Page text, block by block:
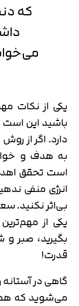
که
یکی از نکات
باشید این
دارد. اگر از
به هدف و
است تحقق
انرژی منفی
بی‌اثر نکنید.
یکی از
بگیرید، صبر
قدرت!
گاهی در
می‌شوید که